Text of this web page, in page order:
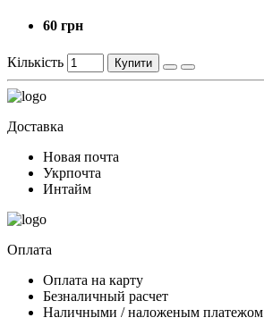
60 грн
Кількість Купити
Доставка
Новая почта
Укрпочта
Интайм
Оплата
Оплата на карту
Безналичный расчет
Наличными / наложеным платежом